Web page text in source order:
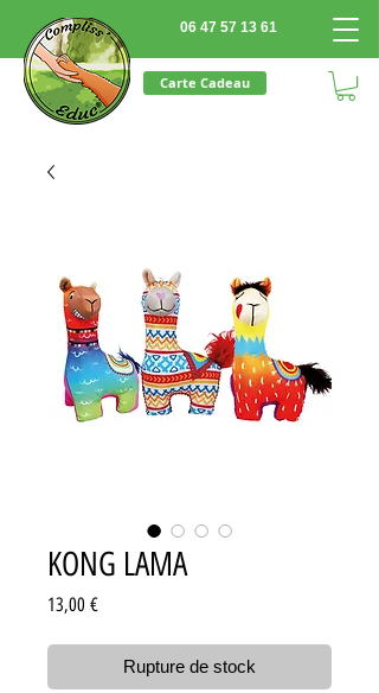
06 47 57 13 61
Carte Cadeau
KONG LAMA
13,00 €Prix
Rupture de stock